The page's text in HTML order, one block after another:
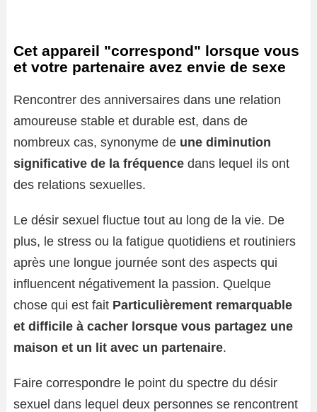
Cet appareil "correspond" lorsque vous
et votre partenaire avez envie de sexe
Rencontrer des anniversaires dans une relation
amoureuse stable et durable est, dans de
nombreux cas, synonyme de une diminution
significative de la fréquence dans lequel ils ont
des relations sexuelles.
Le désir sexuel fluctue tout au long de la vie. De
plus, le stress ou la fatigue quotidiens et routiniers
après une longue journée sont des aspects qui
influencent négativement la passion. Quelque
chose qui est fait Particulièrement remarquable
et difficile à cacher lorsque vous partagez une
maison et un lit avec un partenaire.
Faire correspondre le point du spectre du désir
sexuel dans lequel deux personnes se rencontrent